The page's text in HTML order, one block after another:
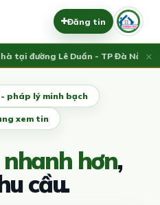
Đăng tin
tại đường Lê Duẩn - TP Đà Nẵng;×
pháp lý minh bạch
xem tin
nhanh hơn,
cầu.